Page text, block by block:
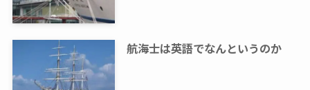
航海士は英語でなんというのか